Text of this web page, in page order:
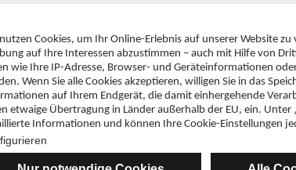
is protected. Please log in with your DocCheck